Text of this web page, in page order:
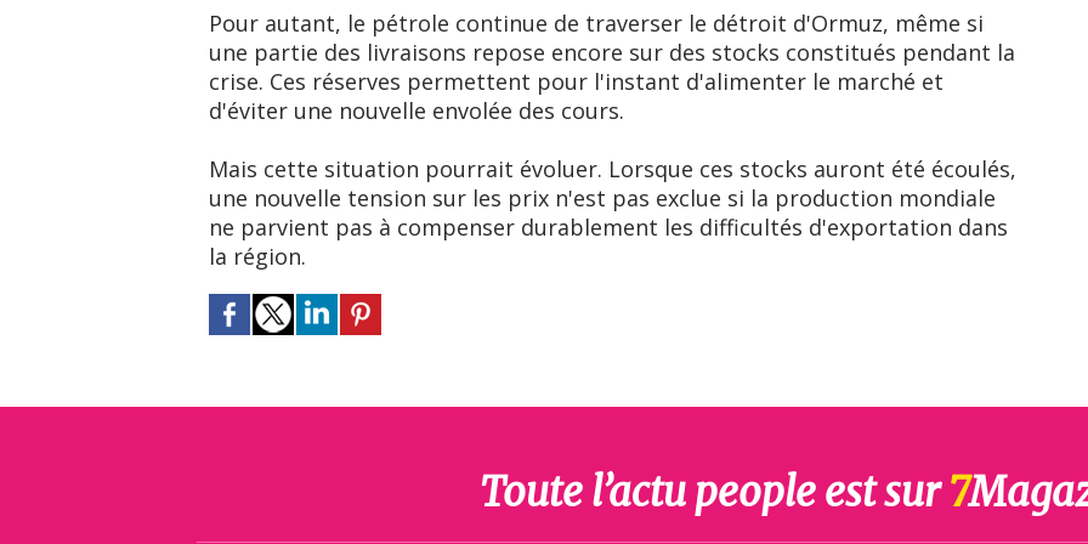
Pour autant, le pétrole continue de traverser le détroit d'Ormuz, même si
une partie des livraisons repose encore sur des stocks constitués pendant la
crise. Ces réserves permettent pour l'instant d'alimenter le marché et
d'éviter une nouvelle envolée des cours.
Mais cette situation pourrait évoluer. Lorsque ces stocks auront été écoulés,
une nouvelle tension sur les prix n'est pas exclue si la production mondiale
ne parvient pas à compenser durablement les difficultés d'exportation dans
la région.
Toute l’actu people est sur7